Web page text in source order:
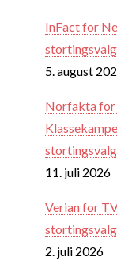
InFact for
5. august
Norfakta for
11. juli 2026
Verian for
2. juli 2026